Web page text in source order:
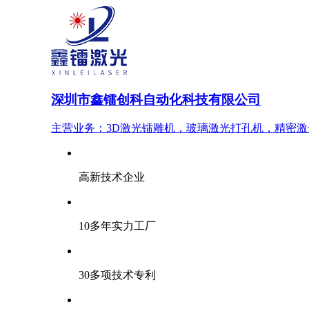
深圳市鑫镭创科自动化科技有限公司
主营业务：3D激光镭雕机，玻璃激光打孔机，精密
高新技术企业
10多年实力工厂
30多项技术专利